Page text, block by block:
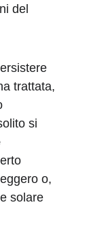
del
trattata,
si
o,
solare